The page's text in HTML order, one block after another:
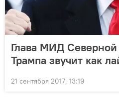
Глава МИД Северной
Трампа звучит как
21 сентября 2017, 13:19